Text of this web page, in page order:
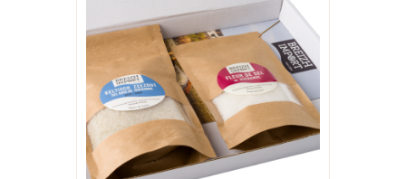
variaties.
Deze
optie
kan
gekozen
worden
op
de
productpagina